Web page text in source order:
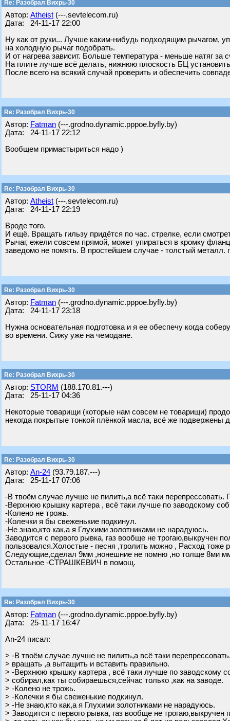
Re: Разобрал Вихрь-30
Автор: Atheist (---.sevtelecom.ru)
Дата: 24-11-17 22:00
Ну как от руки... Лучше каким-нибудь подходящим рычагом,
на холодную рычаг подобрать.
И от нагрева зависит. Больше температура - меньше натяг
На плите лучше всё делать, нижнюю плоскость БЦ
После всего на всякий случай проверить и обеспечить
Re: Разобрал Вихрь-30
Автор: Fatman (---.grodno.dynamic.pppoe.byfly.by)
Дата: 24-11-17 22:12
Вообщем примастыриться надо )
Re: Разобрал Вихрь-30
Автор: Atheist (---.sevtelecom.ru)
Дата: 24-11-17 22:19
Вроде того.
И ещё. Вращать гильзу придётся по час. стрелке, если
Рычаг, ежели совсем прямой, может упираться в кромку
заведомо не помять. В простейшем случае - толстый металл.
Re: Разобрал Вихрь-30
Автор: Fatman (---.grodno.dynamic.pppoe.byfly.by)
Дата: 24-11-17 23:18
Нужна основательная подготовка и я ее обеспечу когда
во времени. Сижу уже на чемодане.
Re: Разобрал Вихрь-30
Автор: STORM (188.170.81.---)
Дата: 25-11-17 04:36
Некоторые товарищи (которые нам совсем не товарищи)
некогда покрытые тонкой плёнкой масла, всё же подвержены
Re: Разобрал Вихрь-30
Автор: An-24 (93.79.187.---)
Дата: 25-11-17 07:06
-В твоём случае лучше не пилить,а всё таки
-Верхнюю крышку картера , всё таки лучше по заводскому
-Колено не трожь.
-Колечки я бы свеженькие подкинул.
-Не знаю,кто как,а я Глухими золотниками не нарадуюсь.
Заводится с первого рывка, газ вообще не трогаю,выкручен
пользовался.Холостые - песня ,тролить можно , Расход
Следующие,сделал 9мм ,нонешние не помню ,но толще 8ми
Остальное -СТРАШКЕВИЧ в помощ.
Re: Разобрал Вихрь-30
Автор: Fatman (---.grodno.dynamic.pppoe.byfly.by)
Дата: 25-11-17 16:47
An-24 писал:
> -В твоём случае лучше не пилить,а всё таки
> вращать ,а вытащить и вставить правильно.
> -Верхнюю крышку картера , всё таки лучше по заводскому
> собирал,как ты собираешься,сейчас только ,как на заводе.
> -Колено не трожь.
> -Колечки я бы свеженькие подкинул.
> -Не знаю,кто как,а я Глухими золотниками не нарадуюсь.
> Заводится с первого рывка, газ вообще не трогаю,выкручен